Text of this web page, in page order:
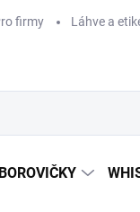
firmy Láhve a